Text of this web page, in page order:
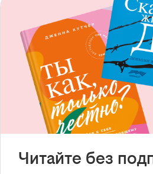
Читайте без